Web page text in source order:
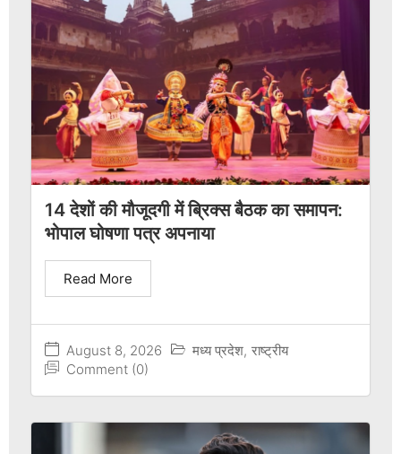
14 देशों की मौजूदगी में ब्रिक्स बैठक का समापन:
भोपाल घोषणा पत्र अपनाया
August 8, 2026 मध्य प्रदेश, राष्ट्रीय
Comment (0)
Read More